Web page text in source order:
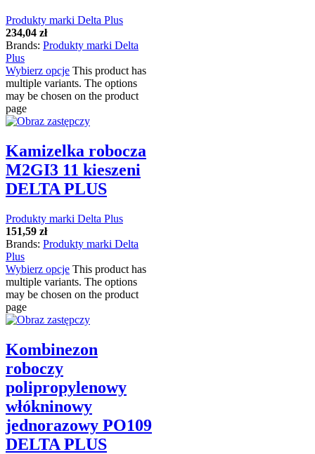
Produkty marki Delta Plus
234,04 zł
Brands: Produkty marki Delta
Plus
Wybierz opcje This product has
multiple variants. The options
may be chosen on the product
page
Kamizelka robocza
M2GI3 11 kieszeni
DELTA PLUS
Produkty marki Delta Plus
151,59 zł
Brands: Produkty marki Delta
Plus
Wybierz opcje This product has
multiple variants. The options
may be chosen on the product
page
Kombinezon
roboczy
polipropylenowy
włókninowy
jednorazowy PO109
DELTA PLUS